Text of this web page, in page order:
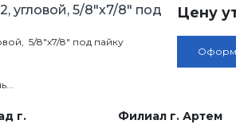
угловой, 5/8"х7/8" под
5/8"х7/8" под пайку
Цену
г.
Филиал г. Артем